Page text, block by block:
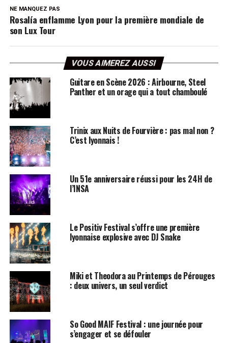
NE MANQUEZ PAS
Rosalía enflamme Lyon pour la première mondiale de
son Lux Tour
VOUS AIMEREZ AUSSI
Guitare en Scène 2026 : Airbourne, Steel
Panther et un orage qui a tout chamboulé
Trinix aux Nuits de Fourvière : pas mal non ?
C’est lyonnais !
Un 51e anniversaire réussi pour les 24H de
l’INSA
Le Positiv Festival s’offre une première
lyonnaise explosive avec DJ Snake
Miki et Theodora au Printemps de Pérouges
: deux univers, un seul verdict
So Good MAIF Festival : une journée pour
s’engager et se défouler